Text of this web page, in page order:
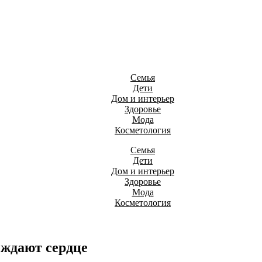
Семья
Дети
Дом и интерьер
Здоровье
Мода
Косметология
Семья
Дети
Дом и интерьер
Здоровье
Мода
Косметология
сердце